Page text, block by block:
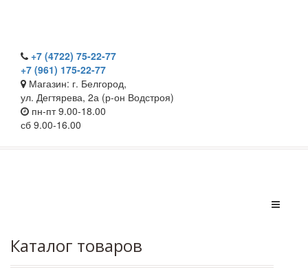
+7 (4722) 75-22-77
+7 (961) 175-22-77
Магазин: г. Белгород,
ул. Дегтярева, 2а (р-он Водстроя)
пн-пт 9.00-18.00
сб 9.00-16.00
Каталог товаров